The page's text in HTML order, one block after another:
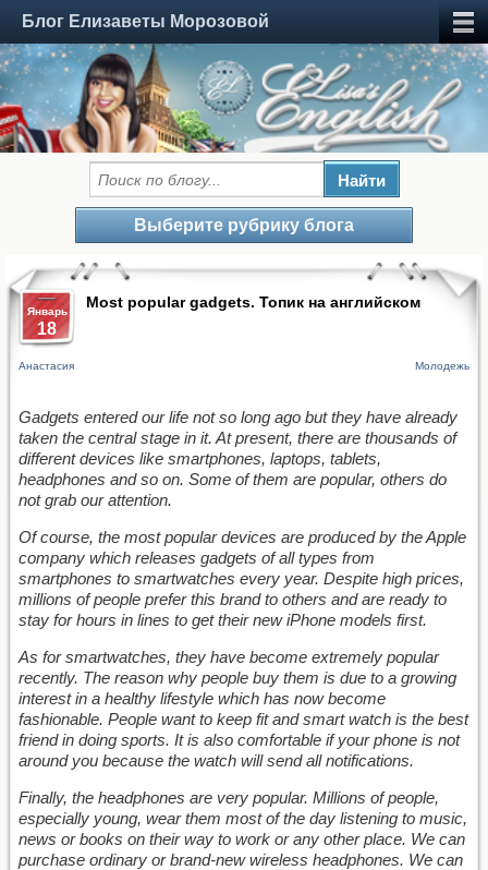
Блог Елизаветы Морозовой
Выберите рубрику блога
Январь
18
Most popular gadgets. Топик на английском
Анастасия Молодежь
Gadgets entered our life not so long ago but they have already
taken the central stage in it. At present, there are thousands of
different devices like smartphones, laptops, tablets,
headphones and so on. Some of them are popular, others do
not grab our attention.
Of course, the most popular devices are produced by the Apple
company which releases gadgets of all types from
smartphones to smartwatches every year. Despite high prices,
millions of people prefer this brand to others and are ready to
stay for hours in lines to get their new iPhone models first.
As for smartwatches, they have become extremely popular
recently. The reason why people buy them is due to a growing
interestin a healthy lifestyle which has now become
fashionable. People wantto keep fitand smart watch is the best
friend in doing sports. It is also comfortable if your phone is not
around you because the watch will send allnotifications.
Finally, the headphones are very popular. Millions of people,
especially young, wear them most of the day listening to music,
news or books on their way to work or any other place. We can
purchase ordinary or brand-newwireless headphones. We can